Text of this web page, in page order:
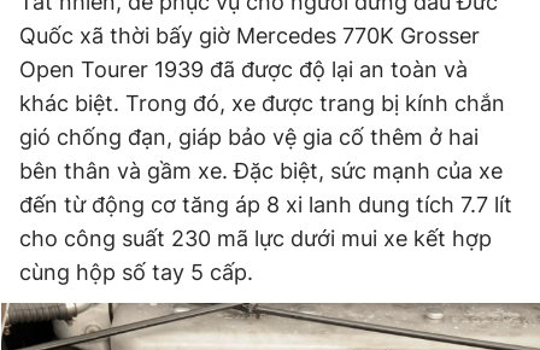
Quốc xã thời bấy giờ Mercedes 770K Grosser
Open Tourer 1939 đã được độ lại an toàn và
khác biệt. Trong đó, xe được trang bị kính chắn
gió chống đạn, giáp bảo vệ gia cố thêm ở hai
bên thân và gầm xe. Đặc biệt, sức mạnh của xe
đến từ động cơ tăng áp 8 xi lanh dung tích 7.7 lít
cho công suất 230 mã lực dưới mui xe kết hợp
cùng hộp số tay 5 cấp.